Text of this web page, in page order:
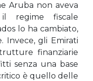
Aruba non aveva
regime fiscale
lo ha cambiato,
Invece, gli Emirati
finanziarie
senza una base
è quello delle